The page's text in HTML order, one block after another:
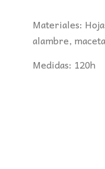
Materiales:
alambre,
Medidas: 120h